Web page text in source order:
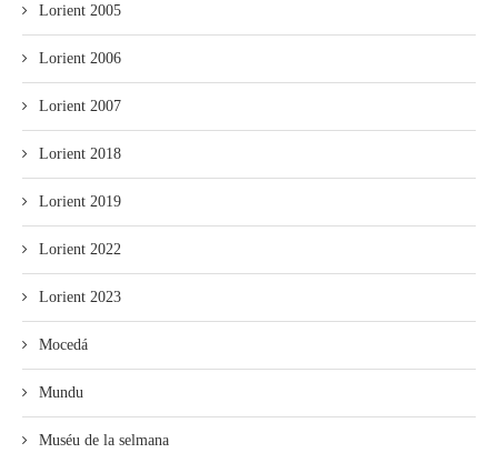
Lorient 2005
Lorient 2006
Lorient 2007
Lorient 2018
Lorient 2019
Lorient 2022
Lorient 2023
Mocedá
Mundu
Muséu de la selmana